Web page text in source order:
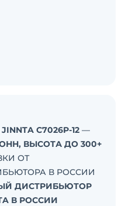
C7026P-12 —
ВЫСОТА ДО 300+
ОТ
В РОССИИ
ДИСТРИБЬЮТОР
В РОССИИ